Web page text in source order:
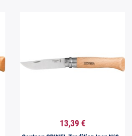
Aperçu rapide
13,39 €